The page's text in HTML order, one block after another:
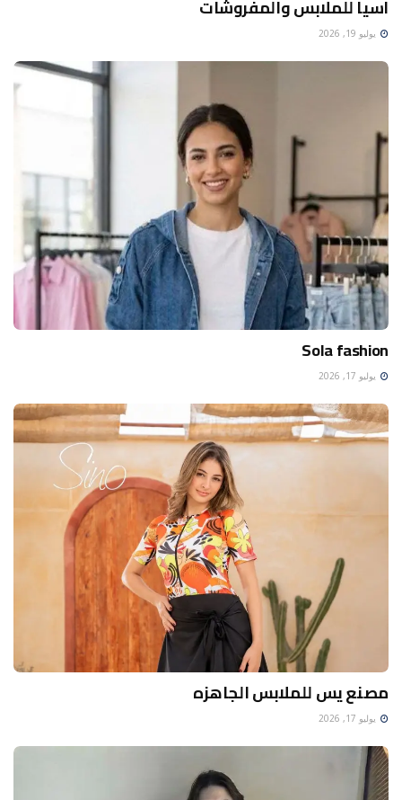
اسيا للملابس والمفروشات
يوليو 19, 2026
Sola fashion
يوليو 17, 2026
مصنع يس للملابس الجاهزه
يوليو 17, 2026